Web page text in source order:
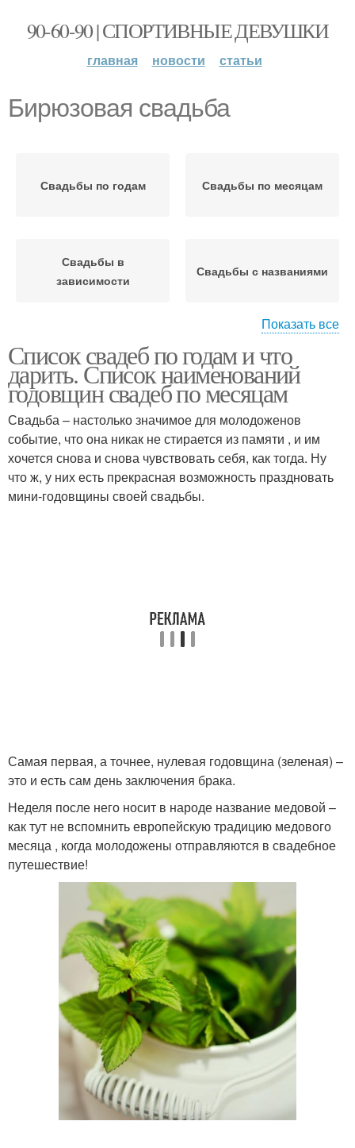
90-60-90 | СПОРТИВНЫЕ ДЕВУШКИ
главная новости статьи
Бирюзовая свадьба
Свадьбы по годам Свадьбы по месяцам
Свадьбы в
зависимости
Свадьбы с названиями
Зеленая свадьба Цинковая свадьба
Ситцевая свадьба Бумажная свадьба
Деревянная свадьба
Фаянсовая свадьба Оловянная свадьба
Стальная свадьба
Ландышевая свадьба Агатовая свадьба
Стеклянная свадьба Топазовая свадьба
Показать все
Список свадеб по годам и что
дарить. Список наименований
годовщин свадеб по месяцам
Свадьба – настолько значимое для молодоженов
событие, что она никак не стирается из памяти , и им
хочется снова и снова чувствовать себя, как тогда. Ну
что ж, у них есть прекрасная возможность праздновать
мини-годовщины своей свадьбы.
Самая первая, а точнее, нулевая годовщина (зеленая) –
это и есть сам день заключения брака.
Неделя после него носит в народе название медовой –
как тут не вспомнить европейскую традицию медового
месяца , когда молодожены отправляются в свадебное
путешествие!